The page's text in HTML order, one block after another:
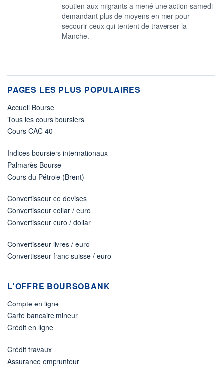
soutien aux migrants a mené une action samedi
demandant plus de moyens en mer pour
secourir ceux qui tentent de traverser la
Manche.
PAGES LES PLUS POPULAIRES
Accueil Bourse
Tous les cours boursiers
Cours CAC 40
Indices boursiers internationaux
Palmarès Bourse
Cours du Pétrole (Brent)
Convertisseur de devises
Convertisseur dollar / euro
Convertisseur euro / dollar
Convertisseur livres / euro
Convertisseur franc suisse / euro
L'OFFRE BOURSOBANK
Compte en ligne
Carte bancaire mineur
Crédit en ligne
Crédit travaux
Assurance emprunteur